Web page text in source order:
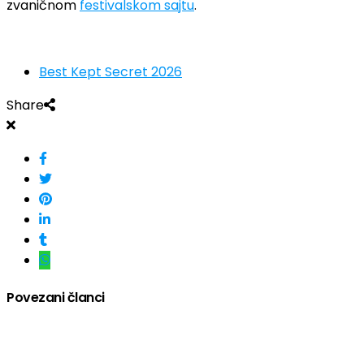
zvaničnom festivalskom sajtu.
Best Kept Secret 2026
Share
Povezani članci